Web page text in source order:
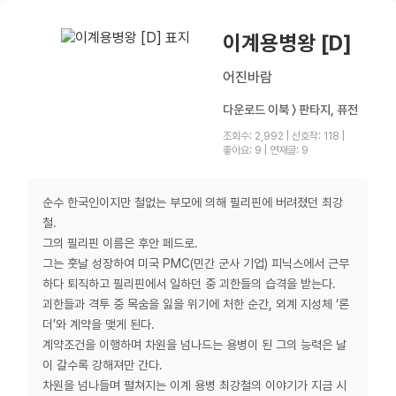
이계용병왕 [D]
어진바람
다운로드 이북 〉 판타지, 퓨전
조회수: 2,992 선호작: 118
좋아요: 9
연재글: 9
순수 한국인이지만 철없는 부모에 의해 필리핀에 버려졌던 최강
철.
그의 필리핀 이름은 후안 페드로.
그는 훗날 성장하여 미국 PMC(민간 군사 기업) 피닉스에서 근무
하다 퇴직하고 필리핀에서 일하던 중 괴한들의 습격을 받는다.
괴한들과 격투 중 목숨을 잃을 위기에 처한 순간, 외계 지성체 ‘론
더’와 계약을 맺게 된다.
계약조건을 이행하며 차원을 넘나드는 용병이 된 그의 능력은 날
이 갈수록 강해져만 간다.
차원을 넘나들며 펼쳐지는 이계 용병 최강철의 이야기가 지금 시